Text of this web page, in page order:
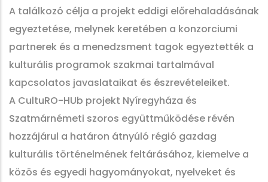
A találkozó célja a projekt eddigi előrehaladásának
egyeztetése, melynek keretében a konzorciumi
partnerek és a menedzsment tagok egyeztették a
kulturális programok szakmai tartalmával
kapcsolatos javaslataikat és észrevételeiket.
A CultuRO-HUb projekt Nyíregyháza és
Szatmárnémeti szoros együttműködése révén
hozzájárul a határon átnyúló régió gazdag
kulturális történelmének feltárásához, kiemelve a
közös és egyedi hagyományokat, nyelveket és